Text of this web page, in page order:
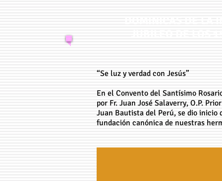
“Se luz y verdad con Jesús”
En el Convento del Santísimo
por Fr. Juan José Salaverry, O.P.
Juan Bautista del Perú, se dio inicio
fundación canónica de nuestras